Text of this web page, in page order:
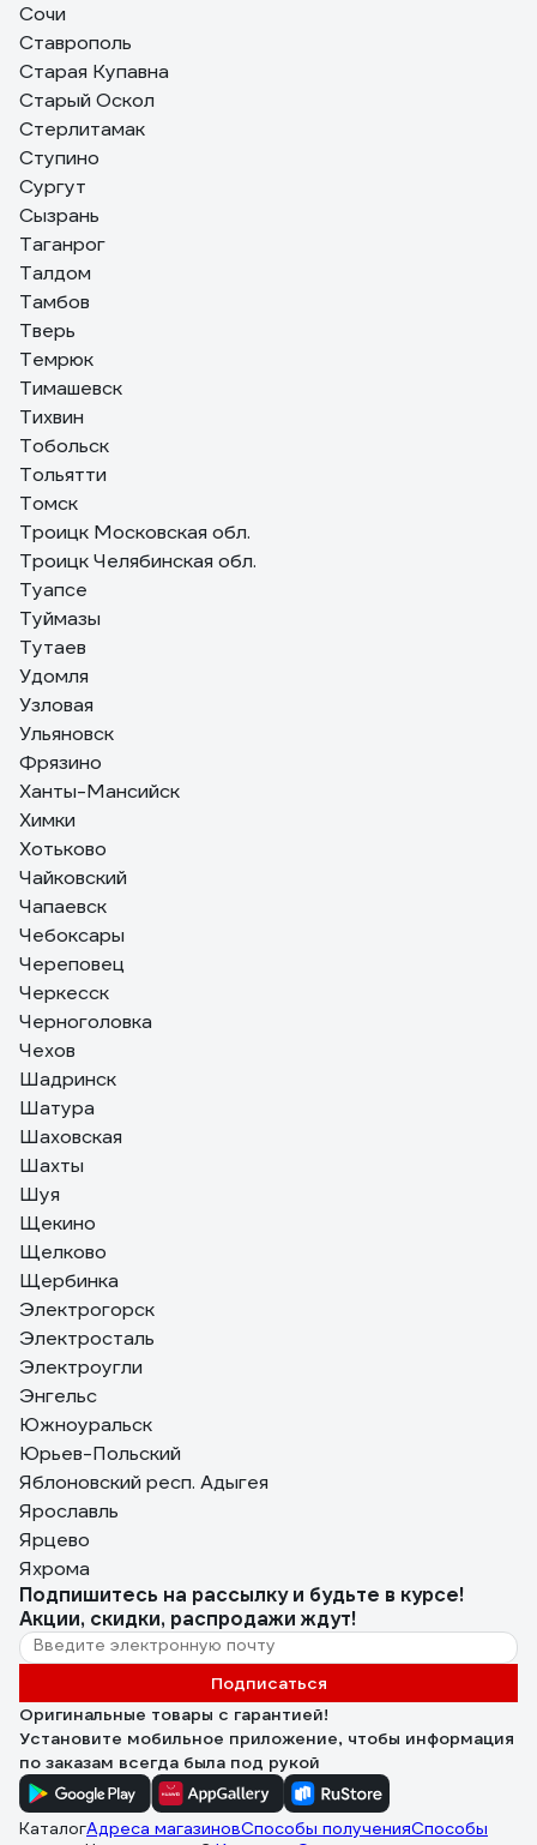
Сочи
Ставрополь
Старая Купавна
Старый Оскол
Стерлитамак
Ступино
Сургут
Сызрань
Таганрог
Талдом
Тамбов
Тверь
Темрюк
Тимашевск
Тихвин
Тобольск
Тольятти
Томск
Троицк Московская обл.
Троицк Челябинская обл.
Туапсе
Туймазы
Тутаев
Удомля
Узловая
Ульяновск
Фрязино
Ханты-Мансийск
Химки
Хотьково
Чайковский
Чапаевск
Чебоксары
Череповец
Черкесск
Черноголовка
Чехов
Шадринск
Шатура
Шаховская
Шахты
Шуя
Щекино
Щелково
Щербинка
Электрогорск
Электросталь
Электроугли
Энгельс
Южноуральск
Юрьев-Польский
Яблоновский респ. Адыгея
Ярославль
Ярцево
Яхрома
Подпишитесь на рассылкуи будьте в курсе!
Акции, скидки, распродажи ждут!
Подписаться
Оригинальные товары с гарантией!
Установите мобильное приложение, чтобы информация
по заказам всегда была под рукой
КаталогАдреса магазиновСпособы полученияСпособы